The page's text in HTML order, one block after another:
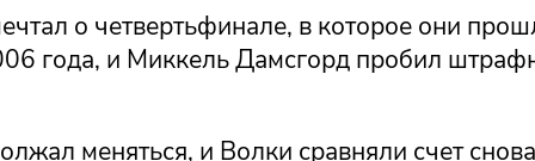
о четвертьфинале, в которое они
года, и Миккель Дамсгорд пробил
меняться, и Волки сравняли счет